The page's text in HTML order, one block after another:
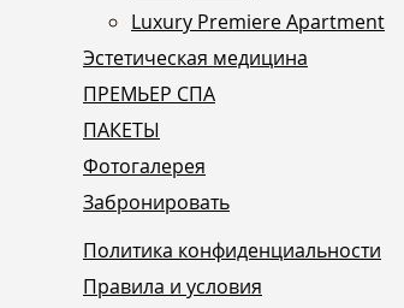
Luxury Premiere Apartment
Эстетическая медицина
ПРЕМЬЕР СПА
ПАКЕТЫ
Фотогалерея
Забронировать
Политика конфиденциальности
Правила и условия